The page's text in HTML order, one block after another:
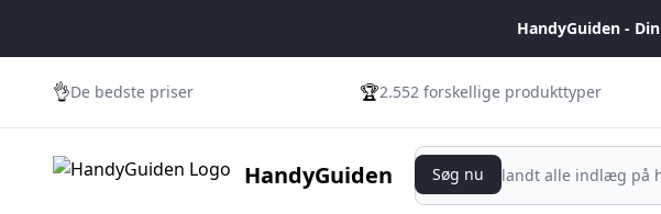
HandyGuiden -
👌De bedste priser 🏆2.552 forskellige produkttyper
HandyGuiden
Søg nu
Søg nu